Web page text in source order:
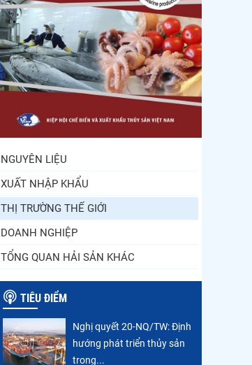
Xuất khẩu cá ngừ Việt
Nam sang Canada tăng
nhẹ, áp lực mới...
Trung Quốc tăng mạnh
nhập khẩu mực, trong khi
nguồn cung...
Điểm tin thủy sản thế giới
ngày 3/8/2026
NGUYÊN LIỆU
XUẤT NHẬP KHẨU
THỊ TRƯỜNG THẾ GIỚI
DOANH NGHIỆP
TỔNG QUAN HẢI SẢN KHÁC
TIÊU ĐIỂM
Nghị quyết 20-NQ/TW: Định
hướng phát triển thủy sản
trong...